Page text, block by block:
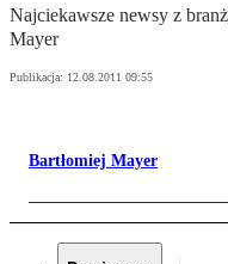
Najciekawsze newsy z
Mayer
Publikacja: 12.08.2011 09:55
Bartłomiej Mayer